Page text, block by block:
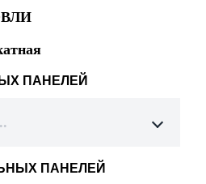
ПАНЕЛЕЙ
ПАНЕЛЕЙ